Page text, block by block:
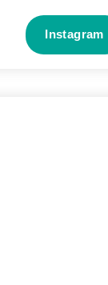
Instagram